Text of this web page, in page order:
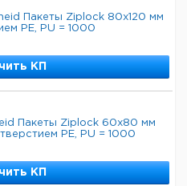
Пакеты Ziplock 80x120 мм
PE, PU = 1000
КП
Пакеты Ziplock 60x80 мм
PE, PU = 1000
КП